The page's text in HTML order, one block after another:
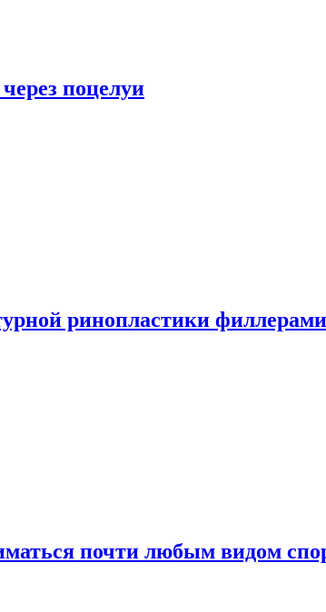
поцелуи
ринопластики филлерами
почти любым видом